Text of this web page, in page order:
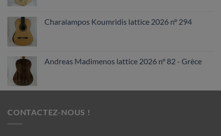
Charalampos Koumridis lattice 2026 n° 294
Andreas Madimenos lattice 2026 n° 82 - Grèce
CONTACTEZ-NOUS !